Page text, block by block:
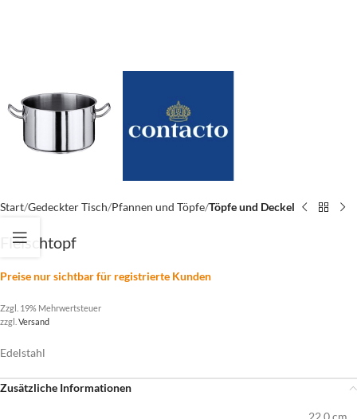
Start Gedeckter Tisch Pfannen und Töpfe Töpfe und Deckel
Fleischtopf
Preise nur sichtbar für registrierte Kunden
Zzgl. 19% Mehrwertsteuer
zzgl. Versand
Edelstahl
Zusätzliche Informationen
22,0 cm